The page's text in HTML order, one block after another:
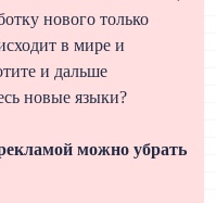
нового только
в мире и
и дальше
новые языки?
можно убрать